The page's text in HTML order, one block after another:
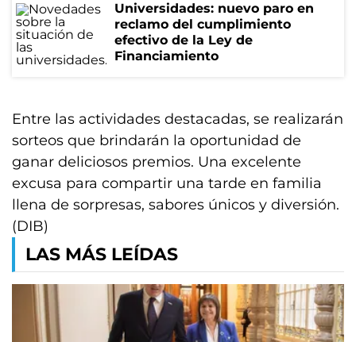
Universidades: nuevo paro en
reclamo del cumplimiento
efectivo de la Ley de
Financiamiento
Entre las actividades destacadas, se realizarán
sorteos que brindarán la oportunidad de
ganar deliciosos premios. Una excelente
excusa para compartir una tarde en familia
llena de sorpresas, sabores únicos y diversión.
(DIB)
LAS MÁS LEÍDAS